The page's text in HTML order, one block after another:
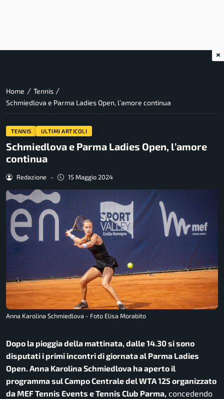
Home / Tennis /
Schmiedlova e Parma Ladies Open, l’amore continua
TENNIS ULTIMI ARTICOLI
Schmiedlova e Parma Ladies Open, l’amore
continua
Redazione - 15 Maggio 2024
Anna Karolina Schmiedlova - Foto Elisa Morabito
Dopo la pioggia della mattinata, dalle 14.30 si sono
disputati i primi incontri di giornata al Parma Ladies
Open. Anna Karolina Schmiedlova ha aperto il
programma sul Campo Centrale del WTA 125 organizzato
da MEF Tennis Events e Tennis Club Parma, concedendo
×